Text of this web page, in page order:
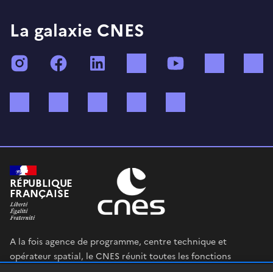
La galaxie CNES
InstagramFacebook TikTok
RÉPUBLIQUE
FRANÇAISE
A la fois agence de programme, centre technique et
opérateur spatial, le CNES réunit toutes les fonctions